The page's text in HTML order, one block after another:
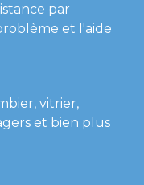
par
et l'aide
vitrier,
et bien plus